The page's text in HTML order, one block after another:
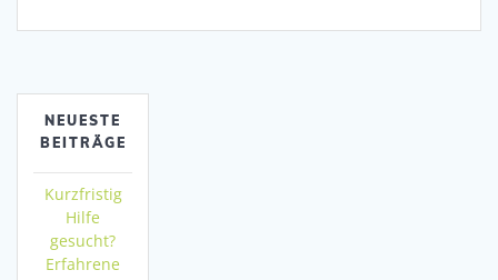
NEUESTE
BEITRÄGE
Kurzfristig
Hilfe
gesucht?
Erfahrene